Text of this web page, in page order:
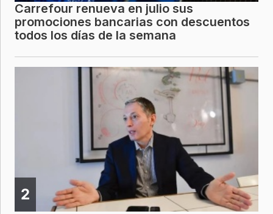
Carrefour renueva en julio sus
promociones bancarias con descuentos
todos los días de la semana
2